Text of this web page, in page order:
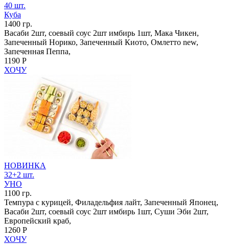
40 шт.
Куба
1400 гр.
Васаби 2шт, соевый соус 2шт имбирь 1шт, Мака Чикен,
Запеченный Норико, Запеченный Киото, Омлетто new,
Запеченная Пеппа,
1190 Р
ХОЧУ
НОВИНКА
32+2 шт.
УНО
1100 гр.
Темпура с курицей, Филадельфия лайт, Запеченный Японец,
Васаби 2шт, соевый соус 2шт имбирь 1шт, Суши Эби 2шт,
Европейский краб,
1260 Р
ХОЧУ